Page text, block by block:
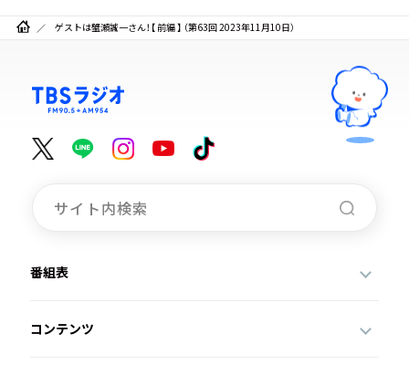
ゲストは蟹瀬誠一さん！【 前編 】 （第63回 2023年11月10日）
番組表
コンテンツ